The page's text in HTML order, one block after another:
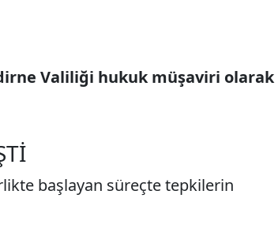
Valiliği hukuk müşaviri olarak
başlayan süreçte tepkilerin